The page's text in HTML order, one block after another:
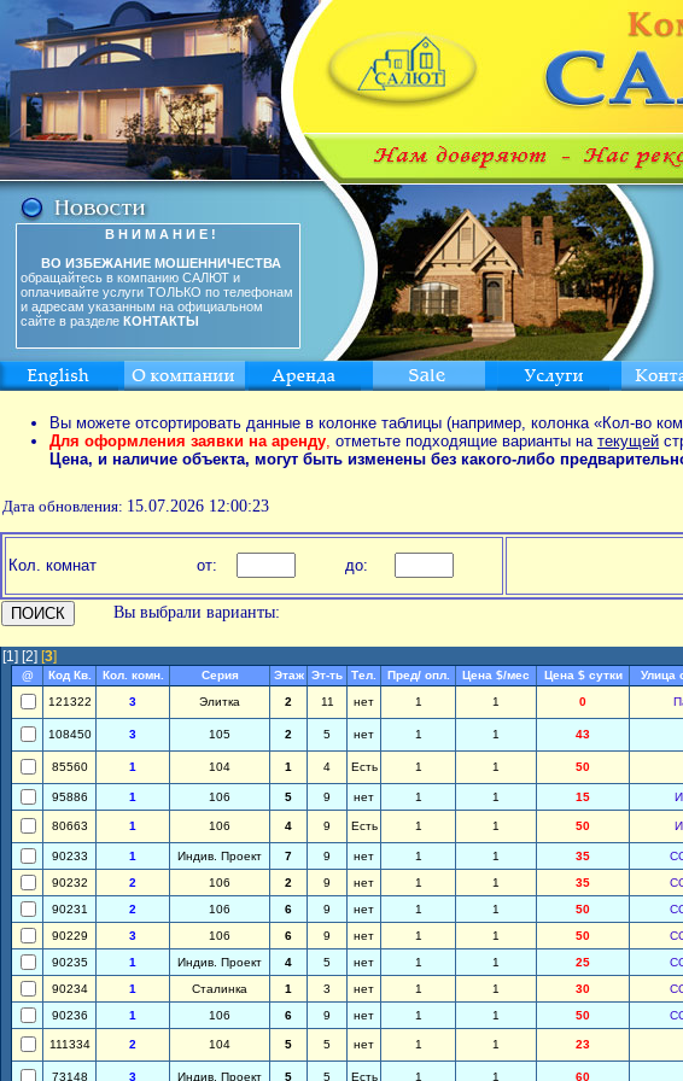
В Н И М А Н И Е !
ВО ИЗБЕЖАНИЕ МОШЕННИЧЕСТВА
обращайтесь в компанию САЛЮТ и
оплачивайте услуги ТОЛЬКО по телефонам
и адресам указанным на официальном
сайте в разделе КОНТАКТЫ
Вы можете отсортировать данные в колонке таблицы (например, колонка «Кол-во
Для оформления заявки на аренду, отметьте подходящие варианты на текущей
Цена, и наличие объекта, могут быть изменены без какого-либо
Дата обновления: 15.07.2026 12:00:23
Кол. комнат от: до:
Вы выбрали варианты:
[1] [2] [3]
@ Код Кв. Кол. комн. Серия Этаж Эт-ть Тел. Пред/ опл. Цена $/мес Цена $ сутки Улица
121322
3 Элитка 2 11 нет 1 1 0
108450 3 105 2 5 нет 1 1 43
85560 1 104 1 4 Есть 1 1 50
95886 1 106 5 9 нет 1 1 15
80663 1 106 4 9 Есть 1 1 50
90233 1 Индив. Проект 7 9 нет 1 1 35
90232
2 106 2 9 нет 1 1 35
90231
2 106 6 9 нет 1 1 50
90229
3 106 6 9 нет 1 1 50
90235
1 Индив. Проект 4 5 нет 1 1 25
90234
1 Сталинка 1 3 нет 1 1 30
90236
1 106 6 9 нет 1 1 50
111334 2 104 5 5 нет 1 1 23
73148 3 Индив. Проект 5 5 Есть 1 1 60